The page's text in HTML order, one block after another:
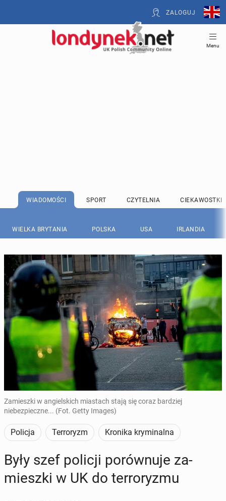
ZALOGUJ
Menu
WIADOMOŚCI SPORT CZYTELNIA CIEKAWOSTKI
WIELKA BRYTANIA POLSKA USA IRLANDIA
Zamieszki w angielskich miastach stają się coraz bardziej
niebezpieczne... (Fot. Getty Images)
Policja Terroryzm Kronika kryminalna
Były szef policji po­rów­nu­je za­
miesz­ki w UK do ter­ro­ry­zmu